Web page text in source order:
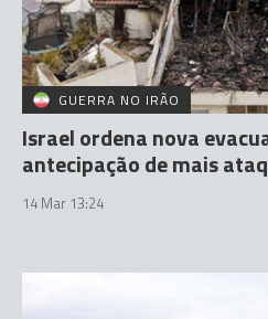
GUERRA NO IRÃO
Israel ordena nova
antecipação de mais
14 Mar 13:24